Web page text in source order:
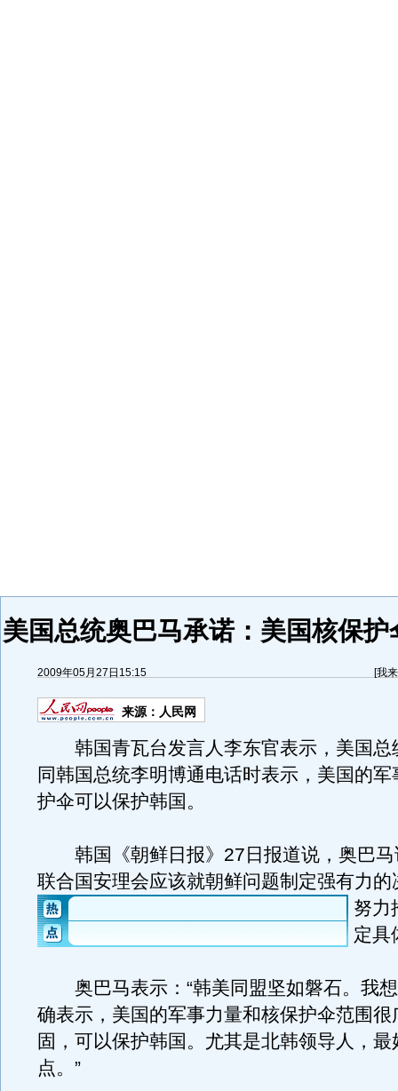
美国总统奥巴马承诺：美国核保
2009年05月27日15:15 [我
来源： 人民网
韩国青瓦台发言人李东官表示，美国总
同韩国总统李明博通电话时表示，美国的
护伞可以保护韩国。
韩国《朝鲜日报》27日报道说，奥巴马
联合国安理会应该就朝鲜问题制定强有力的
努力
定具
奥巴马表示：“韩美同盟坚如磐石。我
确表示，美国的军事力量和核保护伞范围很
固，可以保护韩国。尤其是北韩领导人，最
点。”